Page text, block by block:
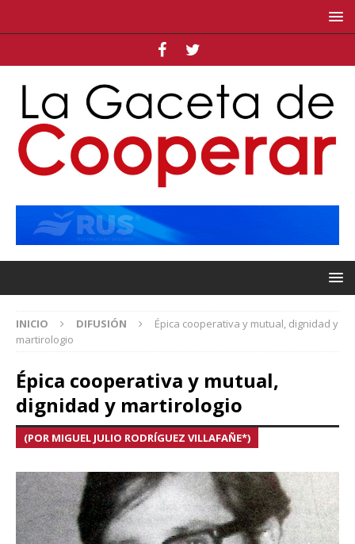
INICIO DIFUSIÓN
Épica cooperativa y mutual, dignidad y
martirologio
Épica cooperativa y mutual,
dignidad y martirologio
(POR MIGUEL JULIO RODRÍGUEZ VILLAFAÑE*)